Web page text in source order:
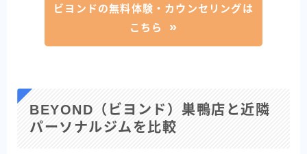
ビヨンドの無料体験・カウンセリングは
こちら
BEYOND（ビヨンド）巣鴨店と近隣
パーソナルジムを比較